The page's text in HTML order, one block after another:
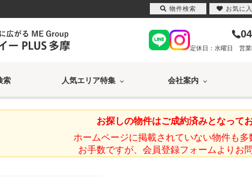
定休日：水曜日 営
索 人気エリア特集 会社案内
お探しの物件はご成約済みとなってお
ホームページに掲載されていない物件も多
お手数ですが、会員登録フォームよりお
物件検索 お気に